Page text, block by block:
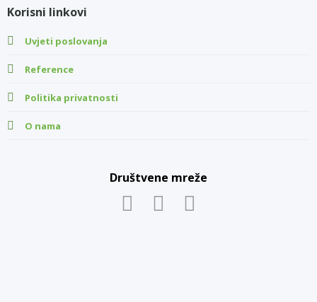
Korisni linkovi
Uvjeti poslovanja
Reference
Politika privatnosti
O nama
Društvene mreže